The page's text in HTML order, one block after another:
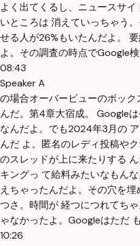
よく出てくるし、ニュースサ
いところは 消えていっちゃう
せる人が26%もいたんだよ。
よ。その調査の時点でGoogle
08:43
Speaker A
の場合オーバービューのボッ
んだ。第4章大宿成。 Google
なんだよ。でも2024年3月の
んだ よ。匿名のレディ投稿や
のスレッドが上に来たりする
キングっ て給料みたいなもん
えちゃったんだよ。その穴を
つさ。時間が 経つにつれてち
ゃなかったよ。Googleはただ
10:26